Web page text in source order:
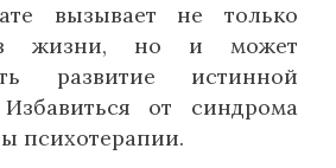
вызывает не только
в жизни, но и может
развитие истинной
Избавиться от синдрома
психотерапии.